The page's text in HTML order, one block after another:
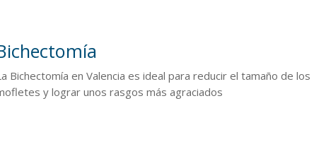
Bichectomía en Valencia es ideal para reducir el tamaño de los
y lograr unos rasgos más agraciados